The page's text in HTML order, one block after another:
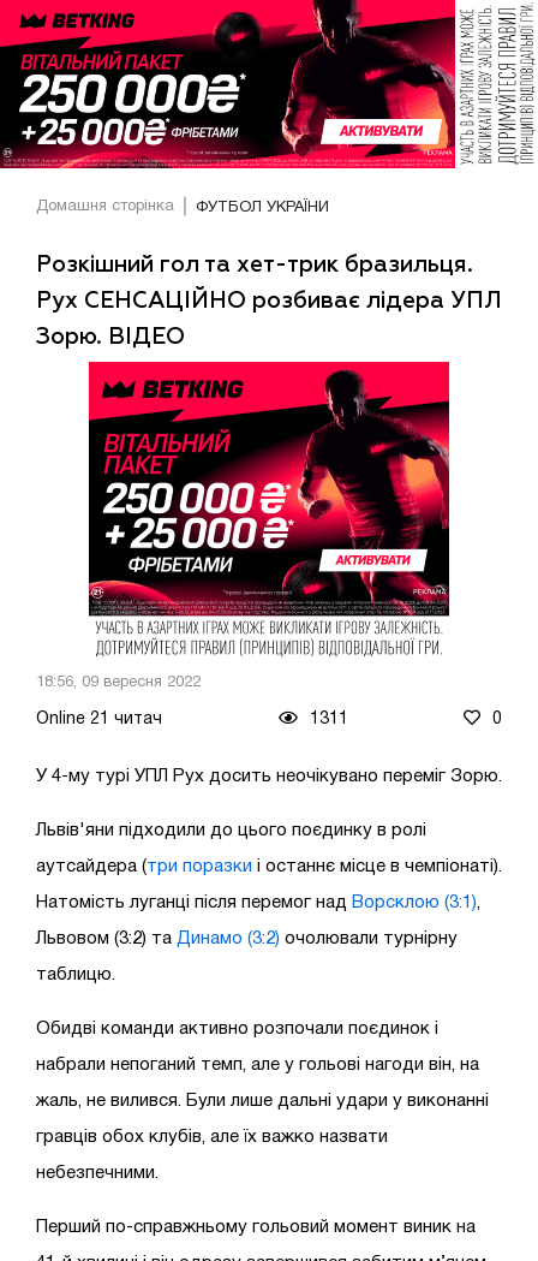
Домашня сторінка ФУТБОЛ УКРАЇНИ
Розкішний гол та хет-трик бразильця.
Рух СЕНСАЦІЙНО розбиває лідера УПЛ
Зорю. ВІДЕО
18:56, 09 вересня 2022
Online 21 читач 1311 0
У 4-му турі УПЛ Рух досить неочікувано переміг Зорю.
Львів'яни підходили до цього поєдинку в ролі
аутсайдера (три поразки і останнє місце в чемпіонаті).
Натомість луганці після перемог над Ворсклою (3:1)
Львовом (3:2) та Динамо (3:2) очолювали турнірну
таблицю.
Обидві команди активно розпочали поєдинок і
набрали непоганий темп, але у гольові нагоди він, на
жаль, не вилився. Були лише дальні удари у виконанні
гравців обох клубів, але їх важко назвати
небезпечними.
Перший по-справжньому гольовий момент виник на